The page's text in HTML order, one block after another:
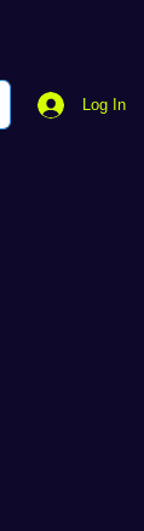
Log In